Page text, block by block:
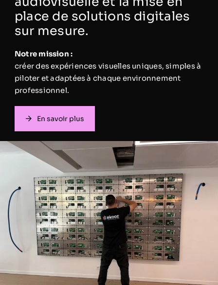
place de solutions digitales
sur mesure.
Notre mission :
créer des expériences visuelles uniques, simples à
piloter et adaptées à chaque environnement
professionnel.
En savoir plus